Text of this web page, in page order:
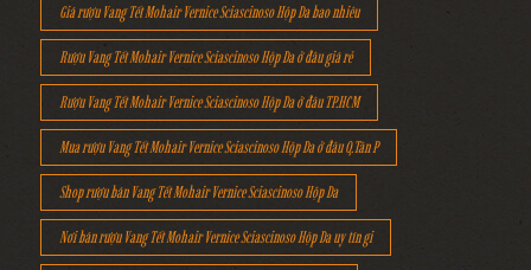
Giá rượu Vang Tết Mohair Vernice Sciascinoso Hộp Da bao nhiêu
Rượu Vang Tết Mohair Vernice Sciascinoso Hộp Da ở đâu giá rẻ
Rượu Vang Tết Mohair Vernice Sciascinoso Hộp Da ở đâu TP.HCM
Mua rượu Vang Tết Mohair Vernice Sciascinoso Hộp Da ở đâu Q.Tân P
Shop rượu bán Vang Tết Mohair Vernice Sciascinoso Hộp Da
Nơi bán rượu Vang Tết Mohair Vernice Sciascinoso Hộp Da uy tín gi